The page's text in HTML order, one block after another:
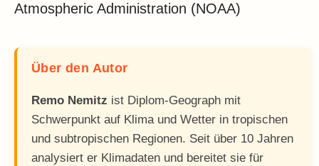
Atmospheric Administration (NOAA)
Über den Autor
Remo Nemitz ist Diplom-Geograph mit
Schwerpunkt auf Klima und Wetter in tropischen
und subtropischen Regionen. Seit über 10 Jahren
analysiert er Klimadaten und bereitet sie für